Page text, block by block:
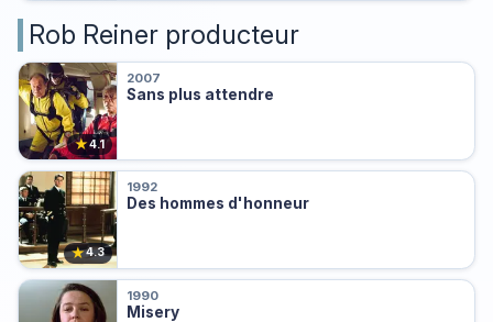
Rob Reiner producteur
★4.1
2007
Sans plus attendre
★4.3
1992
Des hommes d'honneur
1990
Misery